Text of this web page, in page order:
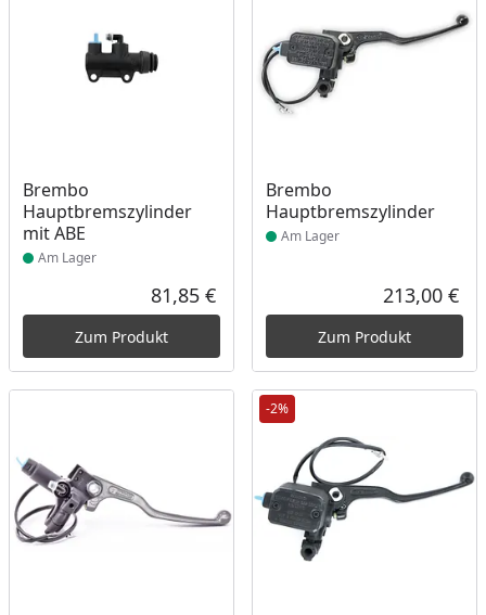
Brembo
Hauptbremszylinder
mit ABE
Produkt am Lager
Am Lager
Aktueller Preis
81,85 €
Zum Produkt
Brembo
Hauptbremszylinder
Produkt am Lager
Am Lager
213,00 €
Zum Produkt
-2%